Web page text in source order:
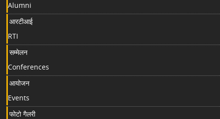
Alumni
आरटीआई
RTI
सम्मेलन
Conferences
आयोजन
Events
फोटो गैलरी